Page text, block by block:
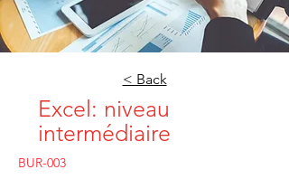
< Back
Excel: niveau
intermédiaire
BUR-003